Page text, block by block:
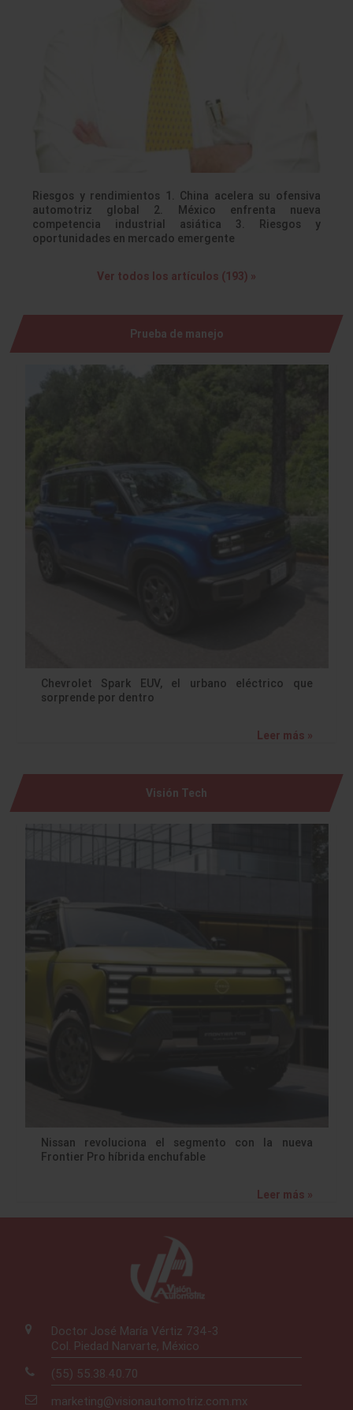
Riesgos y rendimientos 1. China acelera su ofensiva
automotriz global 2. México enfrenta nueva
competencia industrial asiática 3. Riesgos y
oportunidades en mercado emergente
Ver todos los artículos (193) »
Prueba de manejo
Chevrolet Spark EUV, el urbano eléctrico que
sorprende por dentro
Leer más »
Visión Tech
Nissan revoluciona el segmento con la nueva
Frontier Pro híbrida enchufable
Leer más »
Doctor José María Vértiz 734-3
Col. Piedad Narvarte, México
(55) 55.38.40.70
marketing@visionautomotriz.com.mx